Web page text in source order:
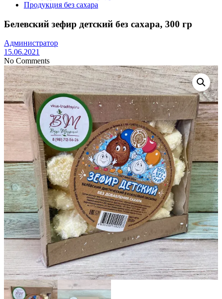
Продукция без сахара
Белевский зефир детский без сахара, 300 гр
Администратор
15.06.2021
No Comments